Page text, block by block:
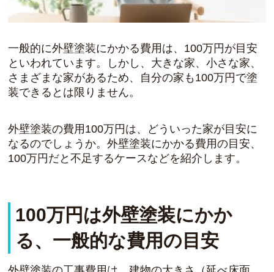
一般的に外壁塗装にかかる費用は、100万円が目安
といわれています。しかし、大きな家、小さな家、
さまざまな家があるため、自分の家も100万円で塗
装できるとは限りません。
外壁塗装の費用100万円は、どういった家が目安に
なるのでしょうか。外壁塗装にかかる費用の目安、
100万円だと不足するケースなどを紹介します。
100万円は外壁塗装にかか
る、一般的な費用の目安